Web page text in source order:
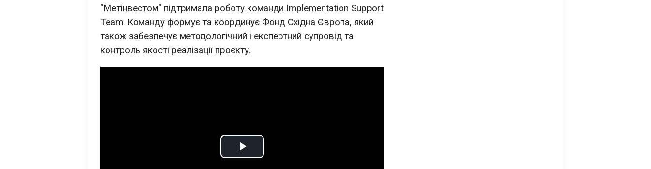
"Метінвестом" підтримала роботу команди Implementation Support
Team. Команду формує та координує Фонд Східна Європа, який
також забезпечує методологічний і експертний супровід та
контроль якості реалізації проєкту.
Play